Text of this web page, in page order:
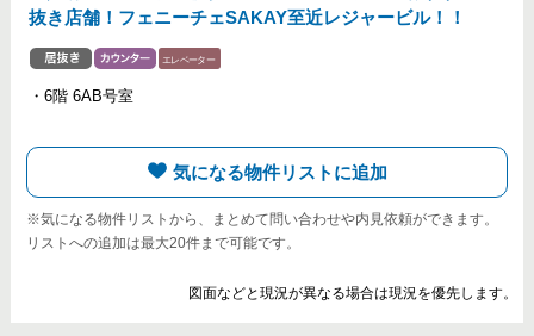
抜き店舗！フェニーチェSAKAY至近レジャービル！！
・6階 6AB号室
気になる物件リストに追加
※気になる物件リストから、まとめて問い合わせや内見依頼ができます。
リストへの追加は最大20件まで可能です。
図面などと現況が異なる場合は現況を優先します。